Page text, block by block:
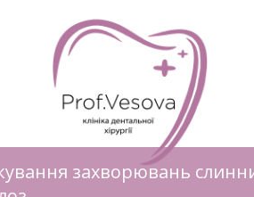
захворювань
через різні чинники, а саме,
хронічне травмування, вплив
шкідливих факторів, хімічних
та ін. Зазвичай вони ростуть
не спричиняють болю та довгий
залишаються непоміченими.
звертаються до лікаря з
проблемою лише з
дискомфорту або від